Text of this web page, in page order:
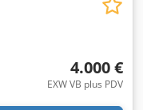
4.000 €
EXW VB plus PDV